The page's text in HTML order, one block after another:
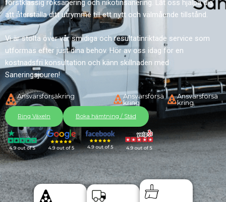
förstklassig röksanering och nikotinsanering. Låt oss hjälpa dig
att återställa ditt utrymme till ett nytt och välmående tillstånd.
Vi är stolta över vår smidiga och resultatinriktade service som
utformas efter just dina behov. Hör av oss idag för en
kostnadsfri konsultation och känn skillnaden med
Saneringsjouren!
Ansvarsförsäkring
Ansvarsförsä
kring
Ansvarsförsä
kring
Ring Växeln Boka hämtning / Städ